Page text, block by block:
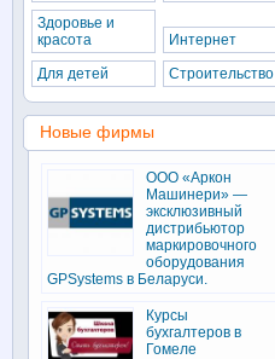
Здоровье и
красота
Интернет
Для детей
Строительство
Новые фирмы
ООО «Аркон
Машинери» —
эксклюзивный
дистрибьютор
маркировочного
оборудования
GPSystems в Беларуси.
Курсы
бухгалтеров в
Гомеле